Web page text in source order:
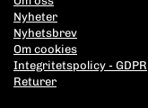
Nyheter
Nyhetsbrev
Om cookies
Integritetspolicy - GDPR
Returer